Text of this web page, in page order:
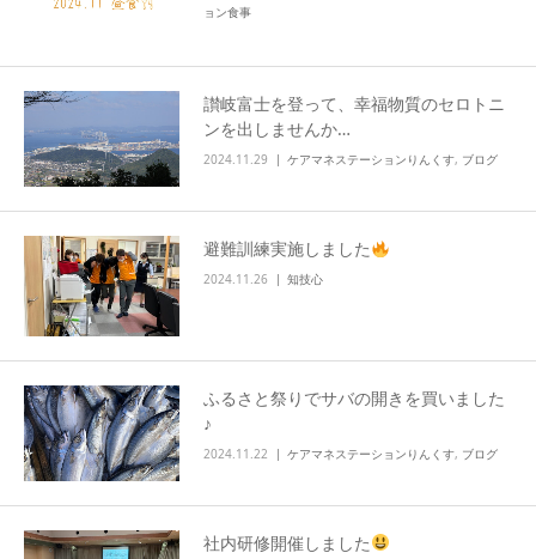
ョン食事
讃岐富士を登って、幸福物質のセロトニ
ンを出しませんか…
2024.11.29 ケアマネステーションりんくす, ブログ
避難訓練実施しました
2024.11.26 知技心
ふるさと祭りでサバの開きを買いました
♪
2024.11.22 ケアマネステーションりんくす, ブログ
社内研修開催しました